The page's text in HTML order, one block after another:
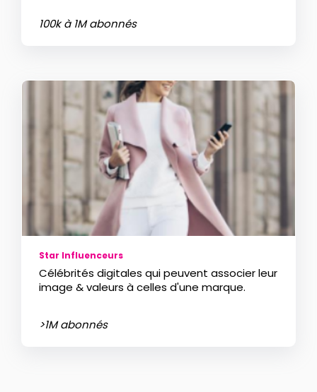
100k à 1M abonnés
Star Influenceurs
Célébrités digitales qui peuvent associer leur
image & valeurs à celles d'une marque.
>1M abonnés